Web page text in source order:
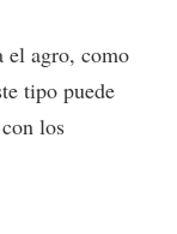
el agro, como
tipo puede
los